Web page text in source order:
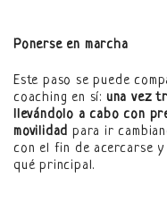
Ponerse en marcha
Este paso se puede
coaching en sí: una vez
llevándolo a cabo con
movilidad para ir
con el fin de acercarse
qué principal.